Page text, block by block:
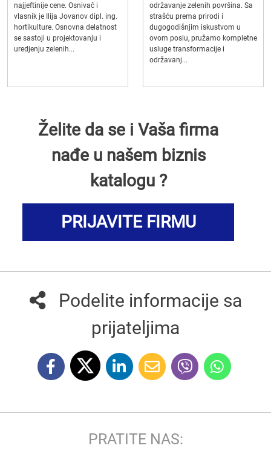
najjeftinije cene. Osnivač i
vlasnik je Ilija Jovanov dipl. ing.
hortikulture. Osnovna delatnost
se sastoji u projektovanju i
uredjenju zelenih...
održavanje zelenih površina. Sa
strašću prema prirodi i
dugogodišnjim iskustvom u
ovom poslu, pružamo kompletne
usluge transformacije i
održavanj...
Želite da se i Vaša firma
nađe u našem biznis
katalogu ?
PRIJAVITE FIRMU
Podelite informacije sa
prijateljima
PRATITE NAS: